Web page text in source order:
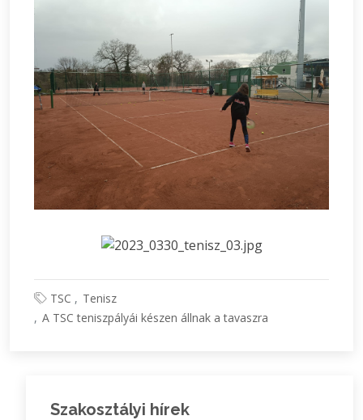
TSC
Tenisz
A TSC teniszpályái készen állnak a tavaszra
Szakosztályi hírek